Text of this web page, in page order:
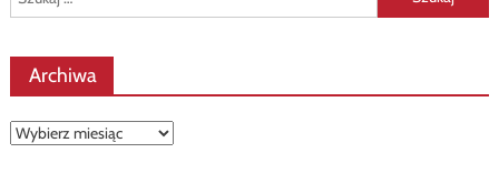
Archiwa
Archiwa